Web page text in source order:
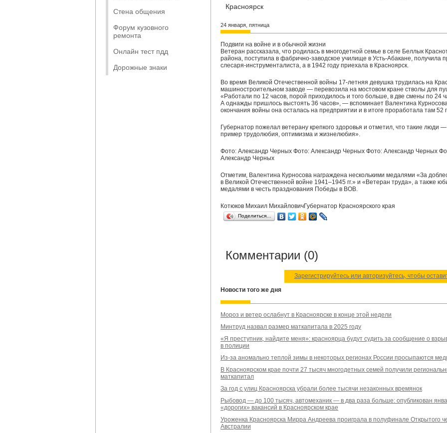
Стена общения
Форум кузовного
ремонта
Онлайн тест пдд
Дорожные знаки
Красноярск
24 января, пятница
Подвиги на войне и в обычной жизни
Ветеран рассказала, что родилась в многодетной семье в селе Беллык
района, поступила в фабрично-заводское училище в Усть-Абакане, получила
слесаря-инструменталиста, а в 1942 году приехала в Красноярск.
Во время Великой Отечественной войны 17-летняя девушка трудилась на
машиностроительном заводе — перевозила на мостовом кране стволы для
«Работали по 12 часов, порой приходилось и того больше, в две смены по 24
А однажды пришлось выстоять 36 часов», — вспоминает Валентина
окончания войны она осталась на предприятии и в итоге проработала там 52
Губернатор пожелал ветерану крепкого здоровья и отметил, что такие люди
пример трудолюбия, оптимизма и жизнелюбия».
Фото: Александр Черных Фото: Александр Черных Фото: Александр Черных
Александр Черных
Отметим, Валентина Курносова награждена несколькими медалями «За
в Великой Отечественной войне 1941–1945 гг.» и «Ветеран труда», а также
медалями в честь празднования Победы в ВОВ.
Котюков Михаил МихайловичГубернатор Красноярского края
Поделиться…
Комментарии (0)
Зарегистрируйтесь или авторизуйтесь, чтобы
Новости того же дня
Мороз и ветер ослабнут в Красноярске в конце этой недели
Минтруд назвал размер маткапитала в 2025 году
«Я преступник, найдите меня»: красноярца будут судить за сообщение о
в полиции
Из-за аномально теплой зимы в некоторых регионах России просыпаются
В Красноярском крае почти 27 тысяч многодетных семей получили
маткапитал
За год с улиц Красноярска убрали более тысячи незаконных времянок
Рыбовод — до 100 тысяч, автомеханик — в два раза больше: опубликован
«дорогих» вакансий в Красноярском крае
Уроженка Красноярска Мирра Андреева проиграла в полуфинале Открытого
Австралии